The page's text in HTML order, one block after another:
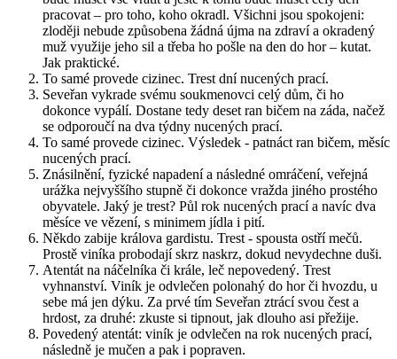
pracovat – pro toho, koho okradl. Všichni jsou spokojeni:
zloději nebude způsobena žádná újma na zdraví a okradený
muž využije jeho sil a třeba ho pošle na den do hor – kutat.
Jak praktické.
To samé provede cizinec. Trest dní nucených prací.
Seveřan vykrade svému soukmenovci celý dům, či ho
dokonce vypálí. Dostane tedy deset ran bičem na záda, načež
se odporoučí na dva týdny nucených prací.
To samé provede cizinec. Výsledek - patnáct ran bičem, měsíc
nucených prací.
Znásilnění, fyzické napadení a následné omráčení, veřejná
urážka nejvyššího stupně či dokonce vražda jiného prostého
obyvatele. Jaký je trest? Půl rok nucených prací a navíc dva
měsíce ve vězení, s minimem jídla i pití.
Někdo zabije králova gardistu. Trest - spousta ostří mečů.
Prostě viníka probodají skrz naskrz, dokud nevydechne duši.
Atentát na náčelníka či krále, leč nepovedený. Trest
vyhnanství. Viník je odvlečen polonahý do hor či hvozdu, u
sebe má jen dýku. Za prvé tím Seveřan ztrácí svou čest a
hrdost, za druhé: zkuste si tipnout, jak dlouho asi přežije.
Povedený atentát: viník je odvlečen na rok nucených prací,
následně je mučen a pak i popraven.